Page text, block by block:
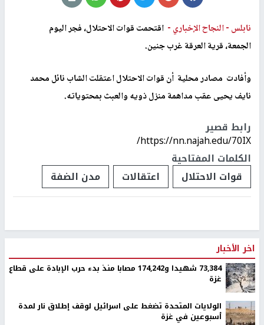
نابلس -النجاح الإخباري - اقتحمت قوات الاحتلال، فجر اليوم
الجمعة، قرية العرقة غرب جنين.
وأفادت مصادر محلية أن قوات الاحتلال اعتقلت الشاب نائل محمد
نايف يحيى عقب مداهمة منزل ذويه والعبث بمحتوياته.
رابط قصير
https://nn.najah.edu/70IX/
الكلمات المفتاحية
قوات الاحتلال
اعتقالات مدن الضفة
اخر الأخبار
73,384 شهيدا و174,242 مصابا منذ بدء حرب الإبادة على قطاع
غزة
الولايات المتحدة تضغط على اسرائيل لوقف إطلاق نار لمدة
أسبوعين في غزة